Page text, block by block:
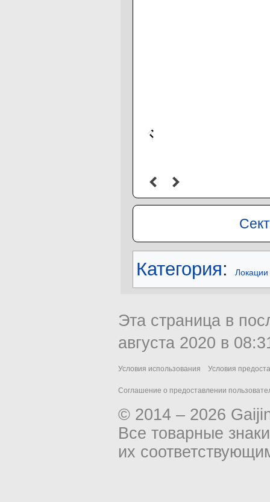
Категория: Локации
Эта страница в
августа 2020 в
Условия использования Условия
Соглашение о предоставлении
© 2014 – 2026
Все товарные
их